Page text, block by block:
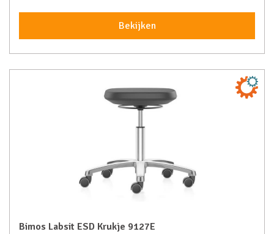
Bekijken
Bimos Labsit ESD Krukje 9127E